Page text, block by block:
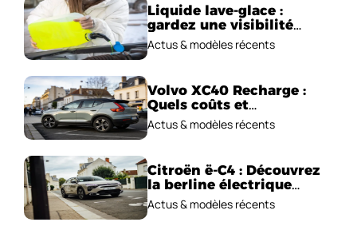
Liquide lave-glace :
gardez une visibilité
parfaite en voiture
Actus & modèles récents
Volvo XC40 Recharge :
Quels coûts et
performances
électriques ?
Actus & modèles récents
Citroën ë-C4 : Découvrez
la berline électrique
emblématique!
Actus & modèles récents